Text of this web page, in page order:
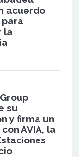
acuerdo
para
la
su
y firma un
AVIA, la